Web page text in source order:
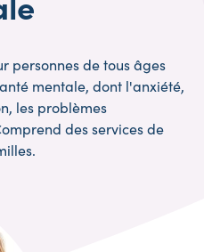
personnes de tous âges
mentale, dont l'anxiété,
les problèmes
des services de